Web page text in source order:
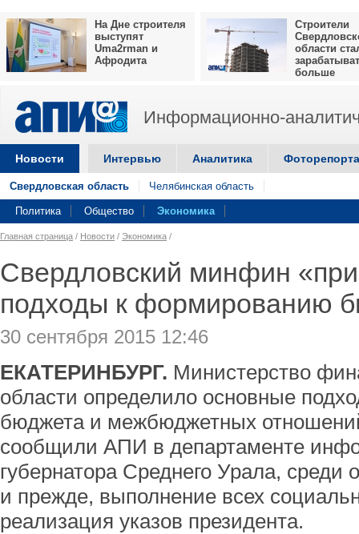
На Дне строителя
выступят
Uma2rman и
Афродита
Строители
области
больше
Информационно-
Новости Интервью Аналитика
Свердловская область Челябинская область
Политика Общество Экономика
Главная страница / Новости / Экономика /
Свердловский минфин
подходы к формированию
30 сентября 2015 12:46
ЕКАТЕРИНБУРГ. Министерство
области определило основные
бюджета и межбюджетных
сообщили АПИ в департаменте
губернатора Среднего Урала, среди
и прежде, выполнение всех
реализация указов президента.